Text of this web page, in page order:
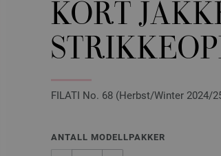
KORT
FILATI No. 68 (Herbst/Winter 2024/
ANTALL MODELLPAKKER